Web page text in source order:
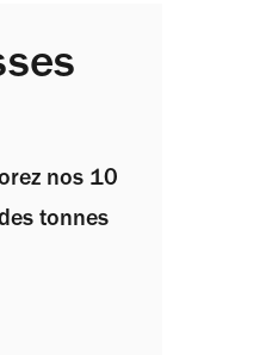
nos 10
tonnes